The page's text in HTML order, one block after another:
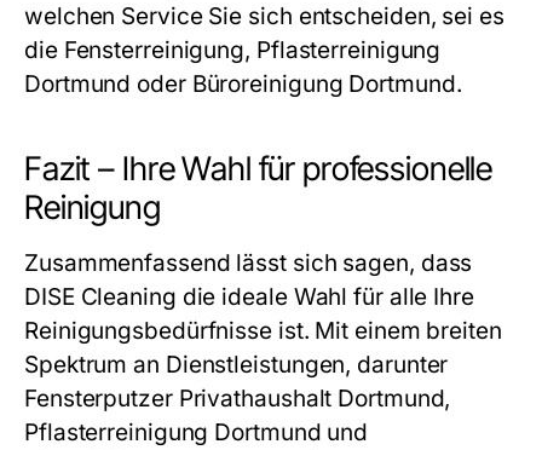
welchen Service Sie sich entscheiden, sei es
die Fensterreinigung, Pflasterreinigung
Dortmund oder Büroreinigung Dortmund.
Fazit – Ihre Wahl für professionelle
Reinigung
Zusammenfassend lässt sich sagen, dass
DISE Cleaning die ideale Wahl für alle Ihre
Reinigungsbedürfnisse ist. Mit einem breiten
Spektrum an Dienstleistungen, darunter
Fensterputzer Privathaushalt Dortmund,
Pflasterreinigung Dortmund und